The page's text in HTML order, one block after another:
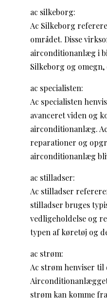
ac silkeborg:
Ac Silkeborg
området. Disse
airconditionanlæg i
Silkeborg og
ac specialisten:
Ac specialisten
avanceret viden og
airconditionanlæg.
reparationer og
airconditionanlæg
ac stilladser:
Ac stilladser
stilladser bruges
vedligeholdelse og
typen af køretøj og
ac strøm:
Ac strøm henviser
strøm kan komme